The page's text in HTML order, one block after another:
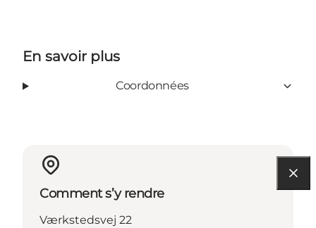
En savoir plus
Coordonnées
Comment s’y rendre
Værkstedsvej 22